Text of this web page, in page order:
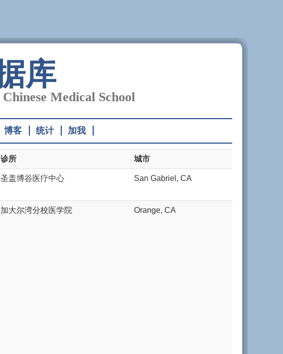
库
Medical School
博客 统计 加我
诊所 城市
圣盖博谷医疗中心 San Gabriel, CA
加大尔湾分校医学院 Orange, CA